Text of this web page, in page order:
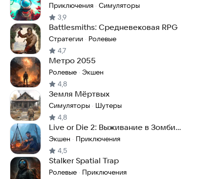
Космосе
Приключения · Симуляторы
3,9
Battlesmiths: Средневековая RPG
Стратегии · Ролевые
4,7
Метро 2055
Ролевые · Экшен
4,8
Земля Мёртвых
Симуляторы · Шутеры
4,8
Live or Die 2: Выживание в Зомби
Апокалипсис
Экшен · Приключения
4,5
Stalker Spatial Trap
Ролевые · Приключения